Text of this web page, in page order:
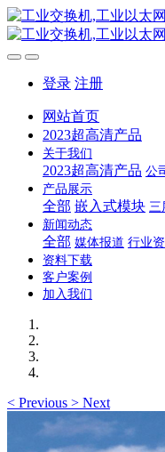
登录 注册
网站首页
2023超高清产品
关于我们
2023超高清产品 公
产品展示
全部 嵌入式模块 三
新闻动态
全部 媒体报道 行业
资料下载
客户案例
加入我们
< Previous > Next